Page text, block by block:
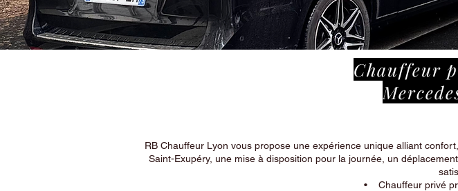
Chauffeur
RB Chauffeur Lyon vous propose une expérience unique alliant
Saint-Exupéry, une mise à disposition pour la journée, un
• Chauffeur privé